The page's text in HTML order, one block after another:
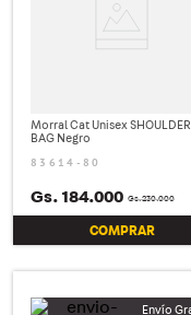
Morral Cat Unisex SHOULDER
BAG Negro
83614-80
Gs.230.000
Gs. 184.000
COMPRAR